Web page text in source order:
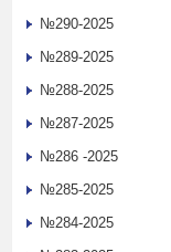
№290-2025
№289-2025
№288-2025
№287-2025
№286 -2025
№285-2025
№284-2025